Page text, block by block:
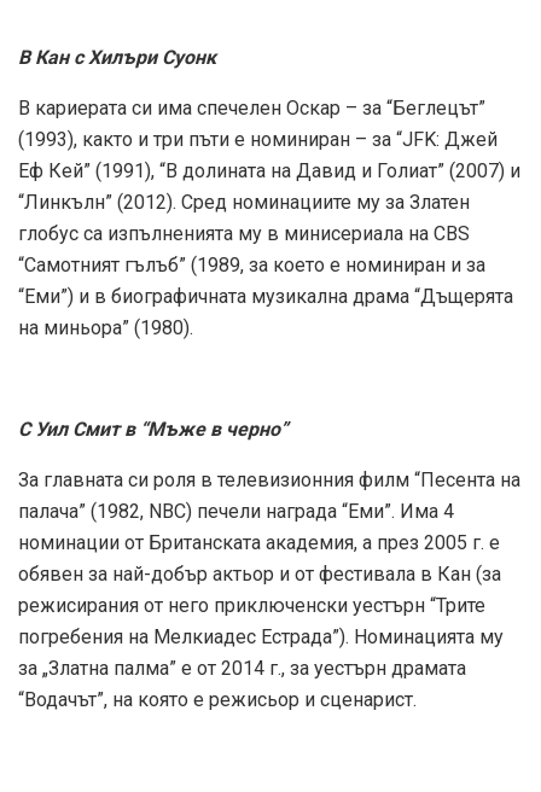
В Кан с Хилъри Суонк
В кариерата си има спечелен Оскар – за “Беглецът”
(1993), както и три пъти е номиниран – за “JFK: Джей
Еф Кей” (1991), “В долината на Давид и Голиат” (2007) и
“Линкълн” (2012). Сред номинациите му за Златен
глобус са изпълненията му в минисериала на CBS
“Самотният гълъб” (1989, за което е номиниран и за
“Еми”) и в биографичната музикална драма “Дъщерята
на миньора” (1980).
С Уил Смит в “Мъже в черно”
За главната си роля в телевизионния филм “Песента на
палача” (1982, NBC) печели награда “Еми”. Има 4
номинации от Британската академия, а през 2005 г. е
обявен за най-добър актьор и от фестивала в Кан (за
режисирания от него приключенски уестърн “Трите
погребения на Мелкиадес Естрада”). Номинацията му
за „Златна палма” е от 2014 г., за уестърн драмата
“Водачът”, на която е режисьор и сценарист.